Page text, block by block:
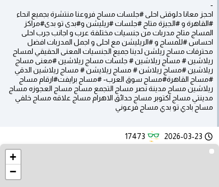
-
احجز معانا دلوقتى احلى #جلسات مساج فروعنا منتشرة بجميع انحاء
#القاهرة و #الجيزة متاح #جلسات #ريليشن و#بدى تو بدى#مراكز
المساج متاح مدربات من جنسيات مختلفة عرب و اجانب جرب احلى
احساس #للمساج و #الريليشن مع احلى و اجمل المدربات افضل
محترفات مساج ريلشن لدينا جميع الجنسيات المعنى الحقيقي لمساج
ريلاشين # مساج ريلاشين # جلسات مساج ريلاشين #معنى مساج
ريلاشين #مساج ريلاشن # مساج ريلايشن # مساج ريلاشين الدقي
#مساج القاهرة#مساج سوق العرب- #مساج برايفت#ارقام مساج
ريلاشين مساج مدينة نصر مساج التجمع مساج مساج العجوزه مساج
مدينتي مساج اكتوبر مساج حدائق الاهرام مساج علاقه مساج خلفي
مساج بادي تو بدي مساج فرعوني
2026-03-23
17473
+
−